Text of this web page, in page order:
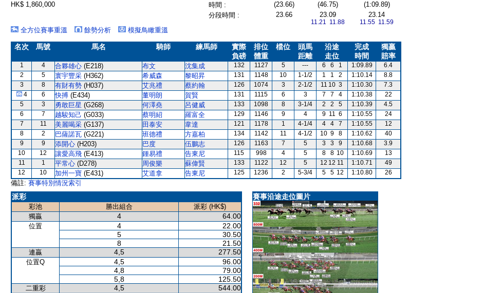
HK$ 1,860,000
時間 : (23.66) (46.75)
(1:09.89)
分段時間 :
23.66 23.09
11.21 11.88
23.14
11.55 11.59
全方位賽事重溫 餘勢分析 模擬鳥瞰重溫
名次 馬號 馬名 騎師 練馬師
實際
負磅
排位
體重
檔位
頭馬
距離
沿途
走位
完成
時間
獨贏
賠率
1 4 合夥雄心 (E218) 布文 沈集成 132 1127 5 --- 6 6 1 1:09.89
6.4
2
5 寰宇豐采 (H362) 希威森 黎昭昇 131 1148 10 1-1/2 1 1 2 1:10.14
8.8
3
8 有財有勢 (H037) 艾兆禮 蔡約翰 126 1074 3 2-1/2 11 10 3 1:10.30
7.3
4
6 快搏 (E434) 董明朗 賀賢 131 1115 6 3 7 7 4 1:10.38
22
5
3 勇敢巨星 (G268) 何澤堯 呂健威 133 1098 8 3-1/4 2 2 5 1:10.39
4.5
6
7 越駿知己 (G033) 蔡明紹 羅富全 129 1146 9 4 9 11 6 1:10.55
24
7
11 美麗喝采 (G137) 田泰安 韋達 121 1178 1 4-1/4 4 4 7 1:10.55
12
8
2 巴薩諾瓦 (G221) 班德禮 方嘉柏 134 1142 11 4-1/2 10 9 8 1:10.62
40
9
9 添開心 (H203) 巴度 伍鵬志 126 1163 7 5 3 3 9 1:10.68
3.9
10
12 讓愛高飛 (E413) 鍾易禮 告東尼 115 998 4 5 8 8 10 1:10.69
13
11
1 平常心 (D278) 周俊樂 蘇偉賢 133 1122 12 5 12 12 11 1:10.71
49
12
10 加州一寶 (E431) 艾道拿 告東尼 125 1236 2 5-3/4 5 5 12 1:10.80 26
備註: 賽事特別情況索引
派彩
彩池 勝出組合
派彩 (HK$)
獨贏
4 64.00
位置 4
22.00
5
30.50
8
21.50
連贏 4,5 277.50
位置Q 4,5
96.00
4,8
79.00
5,8
125.50
二重彩 4,5 544.00
賽事沿途走位圖片